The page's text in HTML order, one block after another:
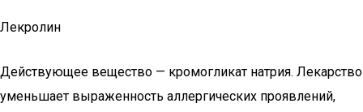
Лекролин
Действующее вещество — кромогликат натрия. Лекарство
уменьшает выраженность аллергических проявлений,